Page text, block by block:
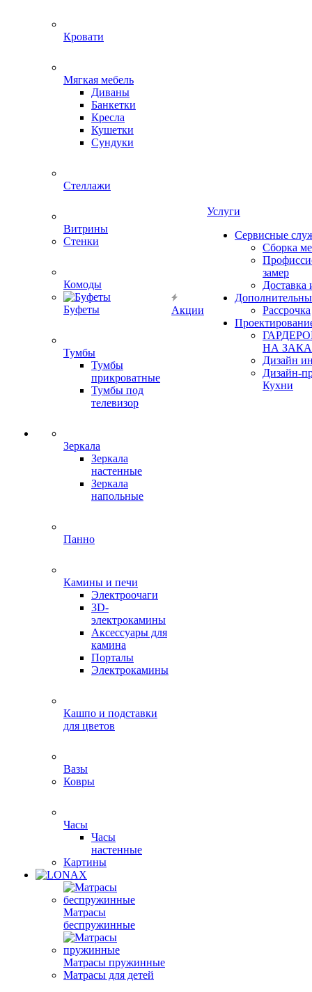
Кровати
Мягкая мебель
Диваны
Банкетки
Кресла
Кушетки
Сундуки
Стеллажи
Витрины
Стенки
Комоды
Буфеты
Тумбы
Тумбы
прикроватные
Тумбы под
телевизор
Зеркала
Зеркала
настенные
Зеркала
напольные
Панно
Камины и печи
Электроочаги
3D-
электрокамины
Аксессуары для
камина
Порталы
Электрокамины
Кашпо и подставки
для цветов
Вазы
Ковры
Часы
Часы
настенные
Картины
Матрасы
беспружинные
Матрасы пружинные
Матрасы для детей
Акции
Услуги
Сервисные
Сборка
замер
Доставка
Рассрочка
НА
Дизайн
Дизайн-
Кухни